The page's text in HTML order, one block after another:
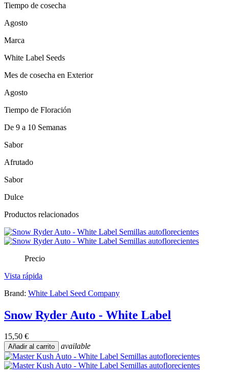
Tiempo de cosecha
Agosto
Marca
White Label Seeds
Mes de cosecha en Exterior
Agosto
Tiempo de Floración
De 9 a 10 Semanas
Sabor
Afrutado
Sabor
Dulce
Productos relacionados
Precio
Vista rápida
Brand: White Label Seed Company
Snow Ryder Auto - White Label
15,50 €
Añadir al carrito available